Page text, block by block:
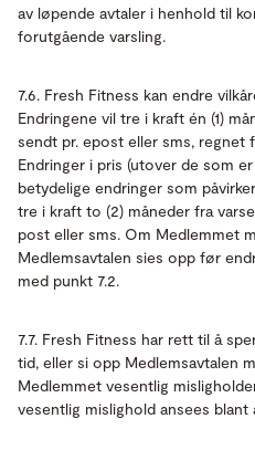
av løpende avtaler i henhold til
forutgående varsling.
7.6. Fresh Fitness kan endre
Endringene vil tre i kraft én (1)
sendt pr. epost eller sms, regnet
Endringer i pris (utover de som
betydelige endringer som
tre i kraft to (2) måneder fra
post eller sms. Om Medlemmet
Medlemsavtalen sies opp før
med punkt 7.2.
7.7. Fresh Fitness har rett til å
tid, eller si opp Medlemsavtalen
Medlemmet vesentlig
vesentlig mislighold ansees blant